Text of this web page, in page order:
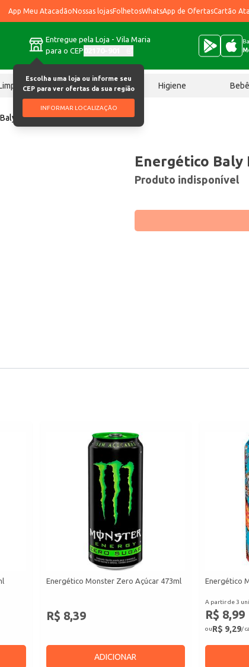
App Meu AtacadãoNossas lojasFolhetosWhatsApp de OfertasCartão
Entregue pela Loja - Vila Maria
para o CEP
Escolha uma loja ou informe seu
CEP para ver ofertas da sua região
INFORMAR LOCALIZAÇÃO
Chocolates Higiene
Energy Drink 1L
Energético Baly
Produto indisponível
Energético Monster Zero Açúcar 473ml
R$ 8,39
ADICIONAR
Energético
A partir de 3
R$ 8,99
ouR$ 9,29/